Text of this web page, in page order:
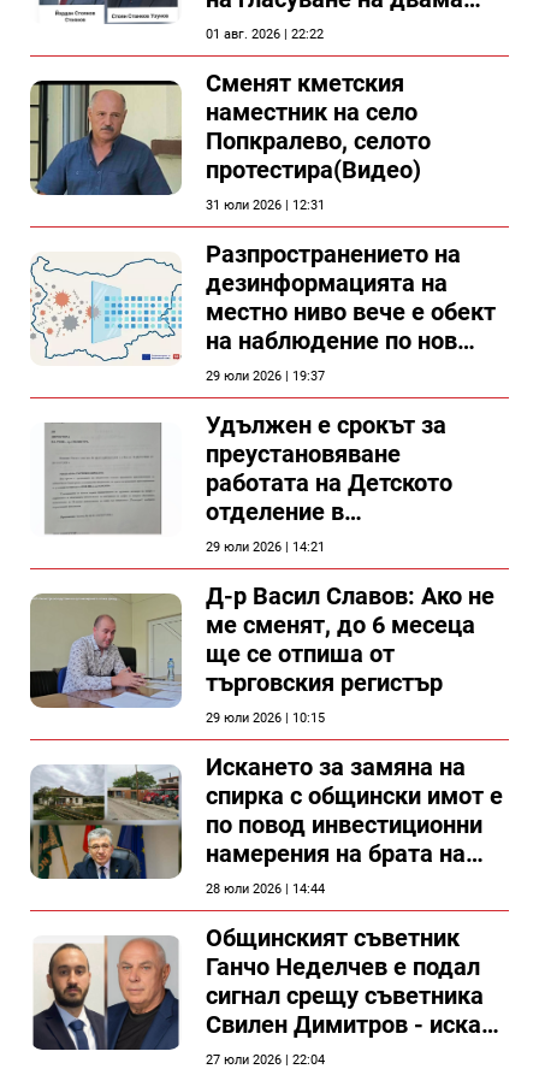
съветници в Силистра?
01 авг. 2026 | 22:22
Сменят кметския
наместник на село
Попкралево, селото
протестира(Видео)
31 юли 2026 | 12:31
Разпространението на
дезинформацията на
местно ниво вече е обект
на наблюдение по нов
проект
29 юли 2026 | 19:37
Удължен е срокът за
преустановяване
работата на Детското
отделение в
силистренската болница
29 юли 2026 | 14:21
Д-р Васил Славов: Ако не
ме сменят, до 6 месеца
ще се отпиша от
търговския регистър
29 юли 2026 | 10:15
Искането за замяна на
спирка с общински имот е
по повод инвестиционни
намерения на брата на
председателя на
Общински съвет Силистра
28 юли 2026 | 14:44
Общинският съветник
Ганчо Неделчев е подал
сигнал срещу съветника
Свилен Димитров - иска
етичната комисия на
27 юли 2026 | 22:04